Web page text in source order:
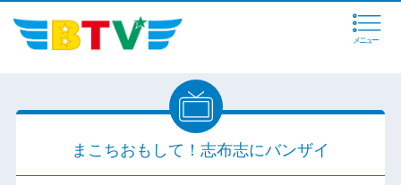
メニュー
まこちおもして！志布志にバンザイ